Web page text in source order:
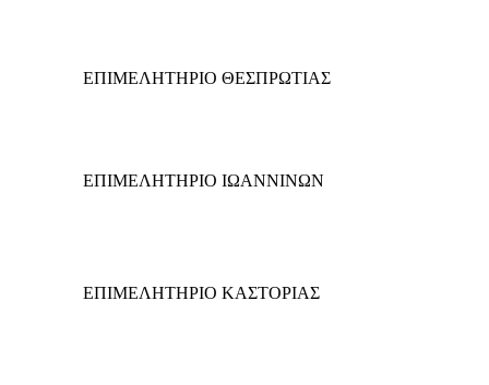
ΕΠΙΜΕΛΗΤΗΡΙΟ ΘΕΣΠΡΩΤΙΑΣ
ΕΠΙΜΕΛΗΤΗΡΙΟ ΙΩΑΝΝΙΝΩΝ
ΕΠΙΜΕΛΗΤΗΡΙΟ ΚΑΣΤΟΡΙΑΣ